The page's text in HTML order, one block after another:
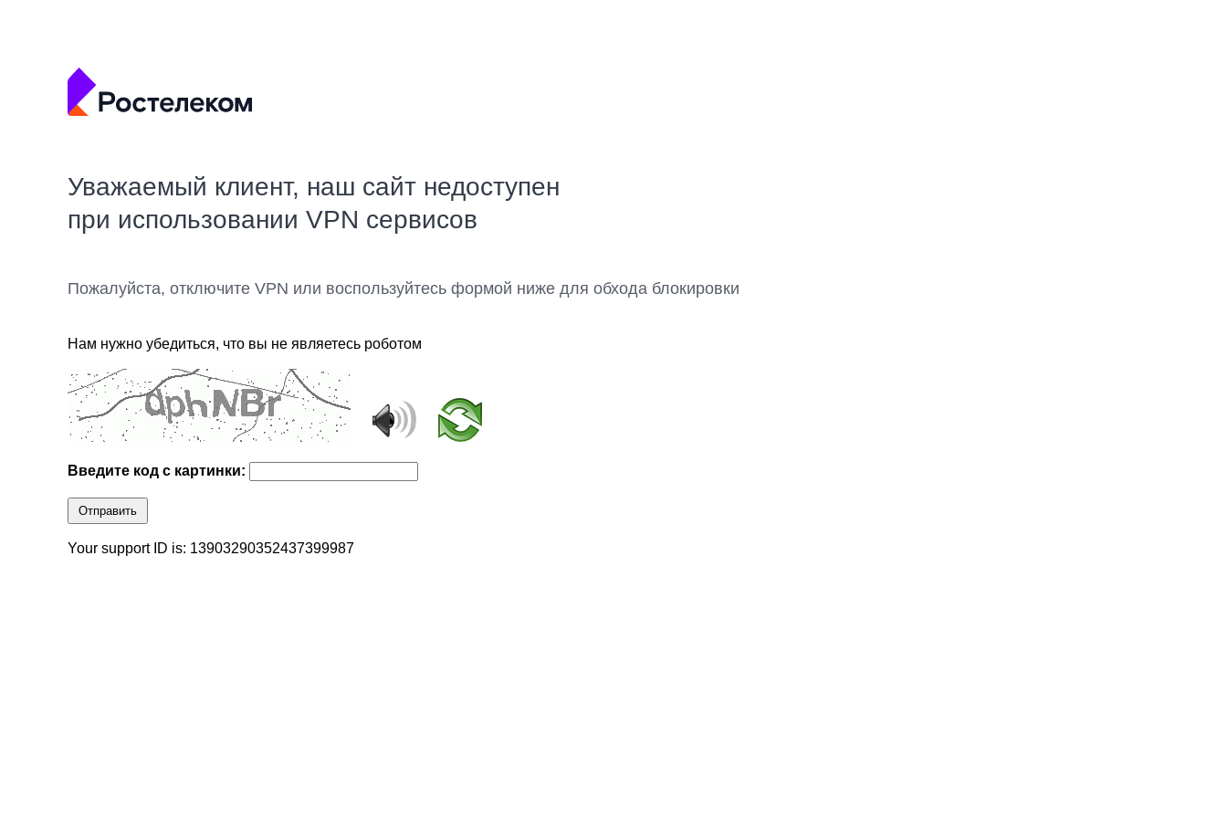
Уважаемый клиент, наш сайт недоступен
при использовании VPN сервисов
Пожалуйста, отключите VPN или воспользуйтесь формой ниже для обхода блокировки
Нам нужно убедиться, что вы не являетесь роботом
Введите код с картинки:
Отправить
Your support ID is: 13903290352437399987